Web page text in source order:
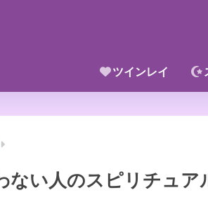
ツインレイ
ない人のスピリチュア